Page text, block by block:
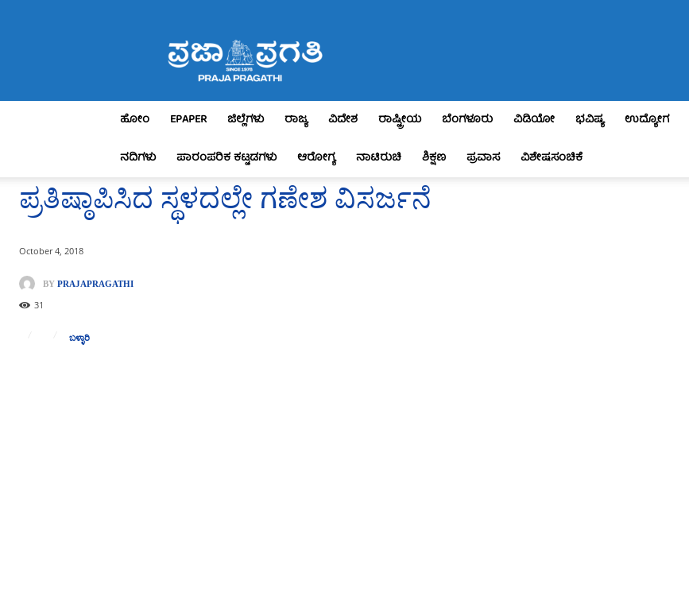
Pragathi
ಹೋಂ EPAPER ಜಿಲ್ಲೆಗಳು ರಾಜ್ಯ ವಿದೇಶ ರಾಷ್ಟ್ರೀಯ ಬೆಂಗಳೂರು ವಿಡಿಯೋ ಭವಿಷ್ಯ ಉದ್ಯೋಗ
ನದಿಗಳು
ಪಾರಂಪರಿಕ ಕಟ್ಟಡಗಳು ಆರೋಗ್ಯ ನಾಟಿರುಚಿ ಶಿಕ್ಷಣ ಪ್ರವಾಸ ವಿಶೇಷಸಂಚಿಕೆ
ಪ್ರತಿಷ್ಠಾಪಿಸಿದ ಸ್ಥಳದಲ್ಲೇ ಗಣೇಶ ವಿಸರ್ಜನೆ
October 4, 2018
BY PRAJAPRAGATHI
31
ಬಳ್ಳಾರಿ